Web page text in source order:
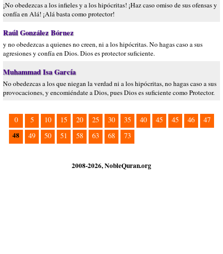
¡No obedezcas a los infieles y a los hipócritas! ¡Haz caso omiso de sus ofensas y
confía en Alá! ¡Alá basta como protector!
Raúl González Bórnez
y no obedezcas a quienes no creen, ni a los hipócritas. No hagas caso a sus
agresiones y confía en Dios. Dios es protector suficiente.
Muhammad Isa García
No obedezcas a los que niegan la verdad ni a los hipócritas, no hagas caso a sus
provocaciones, y encomiéndate a Dios, pues Dios es suficiente como Protector.
0 5 10 15 20 25 30 35 40 45 45 46 47
48 49 50 51 58 63 68 73
2008-2026, NobleQuran.org